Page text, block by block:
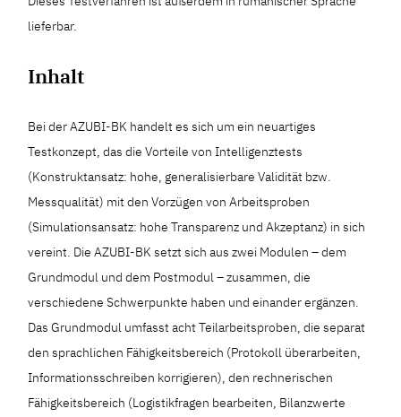
lieferbar.
Inhalt
Bei der AZUBI-BK handelt es sich um ein neuartiges
Testkonzept, das die Vorteile von Intelligenztests
(Konstruktansatz: hohe, generalisierbare Validität bzw.
Messqualität) mit den Vorzügen von Arbeitsproben
(Simulationsansatz: hohe Transparenz und Akzeptanz) in sich
vereint. Die AZUBI-BK setzt sich aus zwei Modulen – dem
Grundmodul und dem Postmodul – zusammen, die
verschiedene Schwerpunkte haben und einander ergänzen.
Das Grundmodul umfasst acht Teilarbeitsproben, die separat
den sprachlichen Fähigkeitsbereich (Protokoll überarbeiten,
Informationsschreiben korrigieren), den rechnerischen
Fähigkeitsbereich (Logistikfragen bearbeiten, Bilanzwerte